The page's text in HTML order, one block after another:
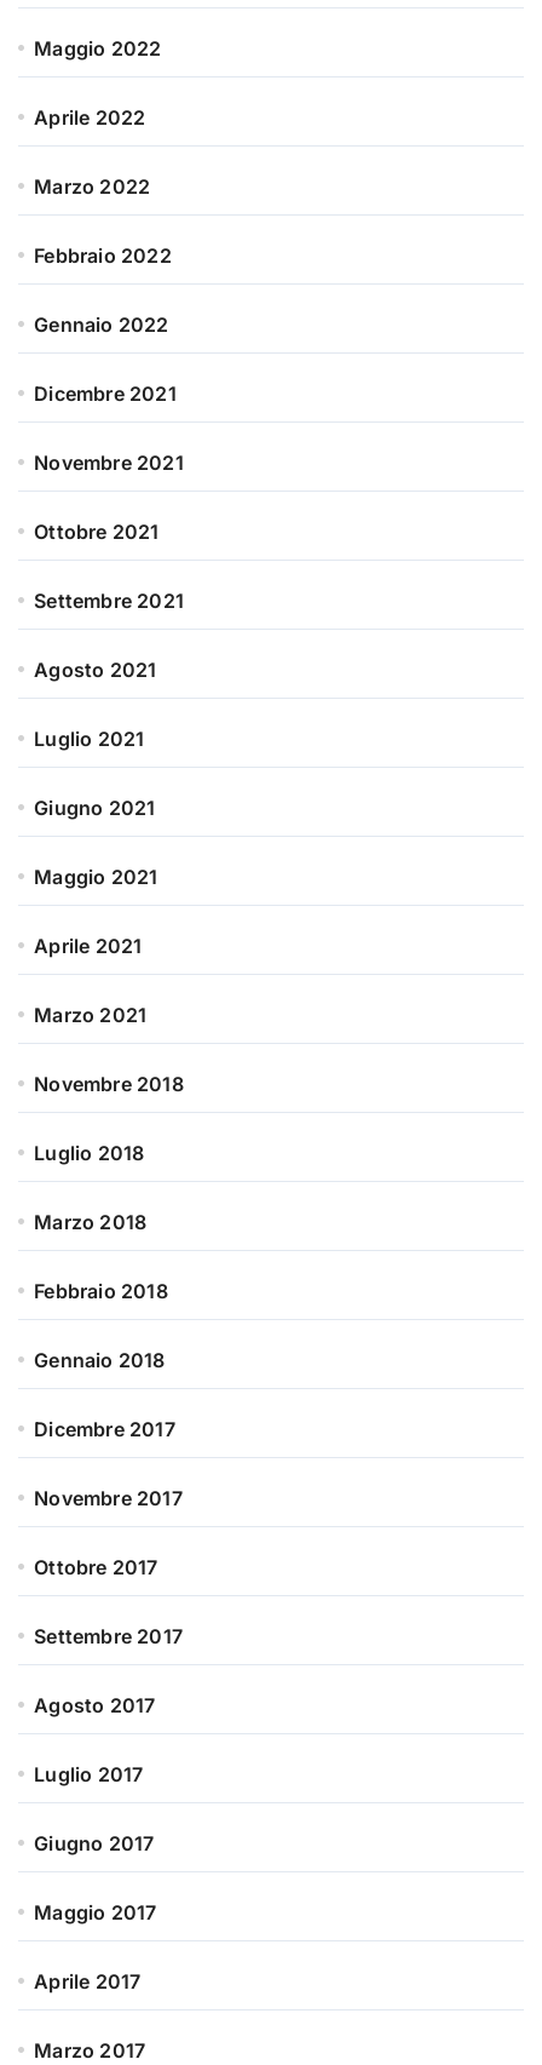
Maggio 2022
Aprile 2022
Marzo 2022
Febbraio 2022
Gennaio 2022
Dicembre 2021
Novembre 2021
Ottobre 2021
Settembre 2021
Agosto 2021
Luglio 2021
Giugno 2021
Maggio 2021
Aprile 2021
Marzo 2021
Novembre 2018
Luglio 2018
Marzo 2018
Febbraio 2018
Gennaio 2018
Dicembre 2017
Novembre 2017
Ottobre 2017
Settembre 2017
Agosto 2017
Luglio 2017
Giugno 2017
Maggio 2017
Aprile 2017
Marzo 2017